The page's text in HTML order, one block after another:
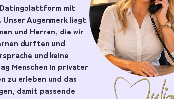
Datingplattform mit
Augenmerk liegt
und Herren, die wir
durften und
und keine
Menschen in privater
zu erleben und das
damit passende